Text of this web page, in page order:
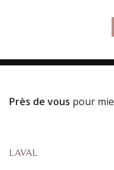
Près de vous pour
LAVAL